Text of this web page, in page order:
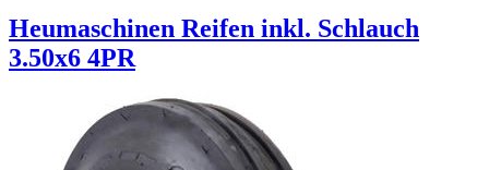
Heumaschinen Reifen inkl. Schlauch
3.50x6 4PR